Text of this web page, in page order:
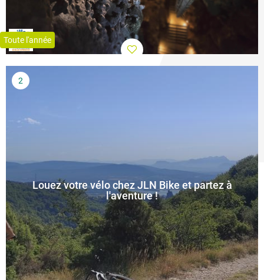
Toute l'année
Louez votre vélo chez JLN Bike et partez à
l'aventure !